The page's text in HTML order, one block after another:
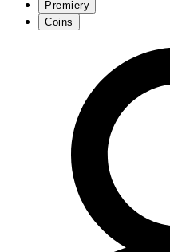
Premiery
Coins